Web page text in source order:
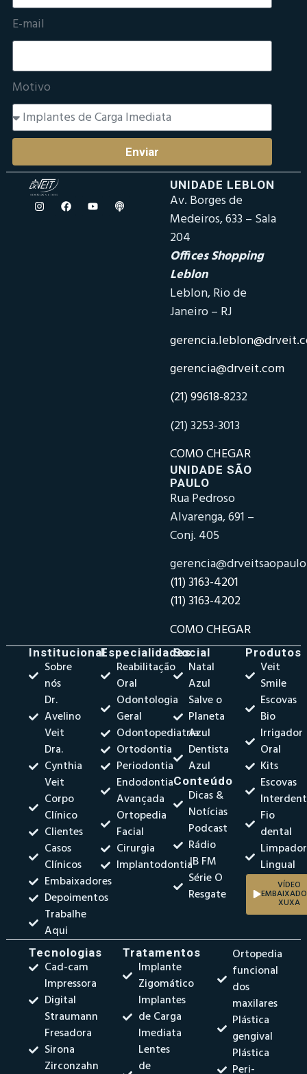
E-mail
Motivo
Enviar
UNIDADE LEBLON
Av. Borges de
Medeiros, 633 – Sala
204
Offices Shopping
Leblon
Leblon, Rio de
Janeiro – RJ
gerencia@drveit.com
(21) 99618-8232
(21) 3253-3013
COMO CHEGAR
UNIDADE SÃO
PAULO
Rua Pedroso
Alvarenga, 691 –
Conj. 405
(11) 3163-4201
(11) 3163-4202
COMO CHEGAR
Institucional
Sobre
nós
Dr.
Avelino
Veit
Dra.
Cynthia
Veit
Corpo
Clínico
Clientes
Casos
Clínicos
Embaixadores
Depoimentos
Trabalhe
Aqui
Especialidades
Reabilitação
Oral
Odontologia
Geral
Odontopediatria
Ortodontia
Periodontia
Endodontia
Avançada
Ortopedia
Facial
Cirurgia
Implantodontia
Social
Natal
Azul
Salve o
Planeta
Azul
Dentista
Azul
Conteúdo
Dicas &
Notícias
Podcast
Rádio
JB FM
Série O
Resgate
Produtos
Veit
Smile
Escovas
Bio
Irrigador
Oral
Kits
Escovas
Fio
dental
Limpador
Lingual
VÍDEO
XUXA
Tecnologias
Cad-cam
Impressora
Digital
Straumann
Fresadora
Sirona
Zirconzahn
Tratamentos
Implante
Zigomático
Implantes
de Carga
Imediata
Lentes
de
Ortopedia
funcional
dos
maxilares
Plástica
gengival
Plástica
Peri-